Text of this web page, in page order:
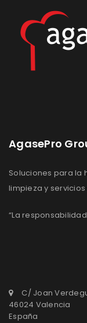
AgasePro
Soluciones para la
limpieza y
“La
C/ Joan
46024 Valencia
España